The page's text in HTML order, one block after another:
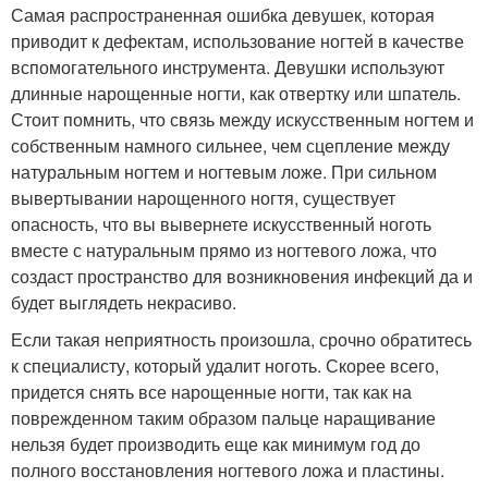
Самая распространенная ошибка девушек, которая
приводит к дефектам, использование ногтей в качестве
вспомогательного инструмента. Девушки используют
длинные нарощенные ногти, как отвертку или шпатель.
Стоит помнить, что связь между искусственным ногтем и
собственным намного сильнее, чем сцепление между
натуральным ногтем и ногтевым ложе. При сильном
вывертывании нарощенного ногтя, существует
опасность, что вы вывернете искусственный ноготь
вместе с натуральным прямо из ногтевого ложа, что
создаст пространство для возникновения инфекций да и
будет выглядеть некрасиво.
Если такая неприятность произошла, срочно обратитесь
к специалисту, который удалит ноготь. Скорее всего,
придется снять все нарощенные ногти, так как на
поврежденном таким образом пальце наращивание
нельзя будет производить еще как минимум год до
полного восстановления ногтевого ложа и пластины.